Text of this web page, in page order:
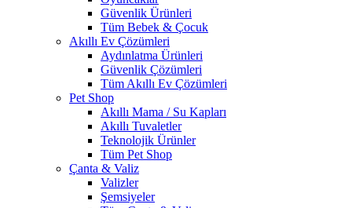
Güvenlik Ürünleri
Tüm Bebek & Çocuk
Akıllı Ev Çözümleri
Aydınlatma Ürünleri
Güvenlik Çözümleri
Tüm Akıllı Ev Çözümleri
Pet Shop
Akıllı Mama / Su Kapları
Akıllı Tuvaletler
Teknolojik Ürünler
Tüm Pet Shop
Çanta & Valiz
Valizler
Şemsiyeler